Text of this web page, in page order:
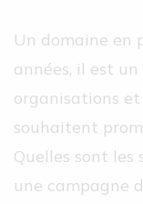
Un domaine en
années, il est
organisations
souhaitent
Quelles sont
une campagne